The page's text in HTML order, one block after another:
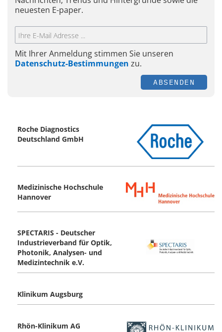
neuesten E-paper.
Mit Ihrer Anmeldung stimmen Sie unseren
Datenschutz-Bestimmungen zu.
ABSENDEN
Roche Diagnostics
Deutschland GmbH
Medizinische Hochschule
Hannover
SPECTARIS - Deutscher
Industrieverband für Optik,
Photonik, Analysen- und
Medizintechnik e.V.
Klinikum Augsburg
Rhön-Klinikum AG